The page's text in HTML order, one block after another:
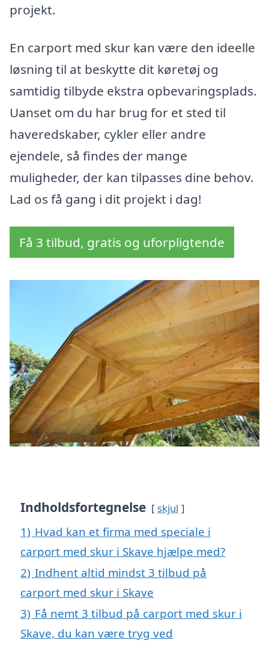
projekt.
En carport med skur kan være den ideelle
løsning til at beskytte dit køretøj og
samtidig tilbyde ekstra opbevaringsplads.
Uanset om du har brug for et sted til
haveredskaber, cykler eller andre
ejendele, så findes der mange
muligheder, der kan tilpasses dine behov.
Lad os få gang i dit projekt i dag!
Få 3 tilbud, gratis og uforpligtende
Indholdsfortegnelse skjul
1) Hvad kan et firma med speciale i
carport med skur i Skave hjælpe med?
2) Indhent altid mindst 3 tilbud på
carport med skur i Skave
3) Få nemt 3 tilbud på carport med skur i
Skave, du kan være tryg ved